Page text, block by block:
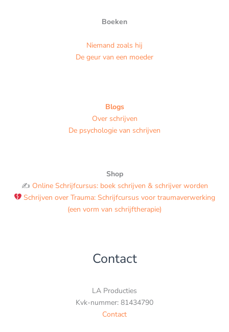
Boeken
Niemand zoals hij
De geur van een moeder
Blogs
Over schrijven
De psychologie van schrijven
Shop
✍️ Online Schrijfcursus: boek schrijven & schrijver worden
Schrijven over Trauma: Schrijfcursus voor traumaverwerking
(een vorm van schrijftherapie)
Contact
LA Producties
Kvk-nummer: 81434790
Contact